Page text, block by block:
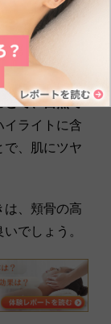
濃すぎるメイ
クも同様に
とで、自然で
イライトに含
で、肌にツヤ
は、頬骨の高
でしょう。